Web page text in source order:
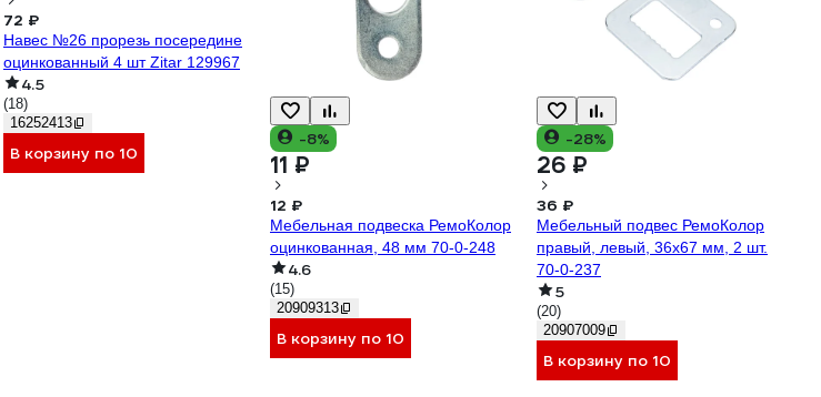
72 ₽
Навес №26 прорезь посередине
оцинкованный 4 шт Zitar 129967
4.5
(18)
16252413
В корзину по 10
-8%
11 ₽
12 ₽
Мебельная подвеска РемоКолор
оцинкованная, 48 мм 70-0-248
4.6
(15)
20909313
В корзину по 10
-28%
26 ₽
36 ₽
Мебельный подвес РемоКолор
правый, левый, 36x67 мм, 2 шт.
70-0-237
5
(20)
20907009
В корзину по 10